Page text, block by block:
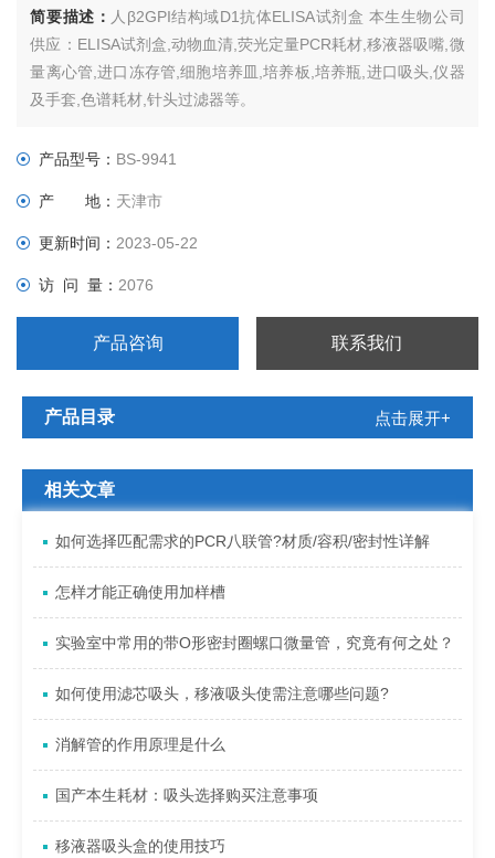
简要描述： 人β2GPI结构域D1抗体ELISA试剂盒 本生生物公司
供应：ELISA试剂盒,动物血清,荧光定量PCR耗材,移液器吸嘴,微
量离心管,进口冻存管,细胞培养皿,培养板,培养瓶,进口吸头,仪器
及手套,色谱耗材,针头过滤器等。
产品型号： BS-9941
产 地： 天津市
更新时间：2023-05-22
访 问 量：2076
产品咨询 联系我们
产品目录 点击展开+
相关文章
如何选择匹配需求的PCR八联管?材质/容积/密封性详解
怎样才能正确使用加样槽
实验室中常用的带O形密封圈螺口微量管，究竟有何之处？
如何使用滤芯吸头，移液吸头使需注意哪些问题?
消解管的作用原理是什么
国产本生耗材：吸头选择购买注意事项
移液器吸头盒的使用技巧